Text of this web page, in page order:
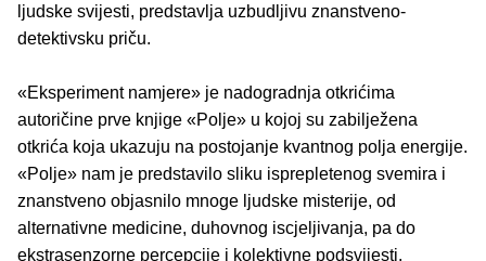
ljudske svijesti, predstavlja uzbudljivu znanstveno-
detektivsku priču.
«Eksperiment namjere» je nadogradnja otkrićima
autoričine prve knjige «Polje» u kojoj su zabilježena
otkrića koja ukazuju na postojanje kvantnog polja energije.
«Polje» nam je predstavilo sliku isprepletenog svemira i
znanstveno objasnilo mnoge ljudske misterije, od
alternativne medicine, duhovnog iscjeljivanja, pa do
ekstrasenzorne percepcije i kolektivne podsvijesti.